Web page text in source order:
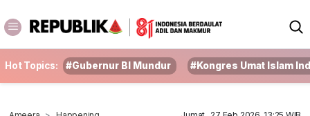
Hot Topics: #Gubernur BI Mundur #Kongres Umat Islam